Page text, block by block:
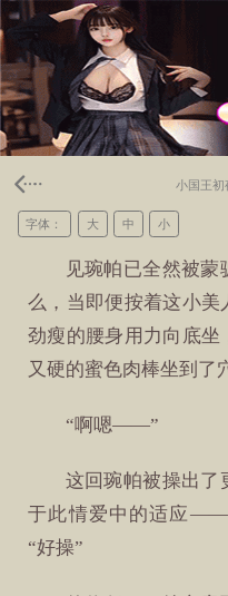
小国王初
字体： 大 中 小
见琬帕已全然被
么，当即便按着这小
劲瘦的腰身用力向底坐
又硬的蜜色肉棒坐到了
“啊嗯——”
这回琬帕被操出了
于此情爱中的适应——
“好操”